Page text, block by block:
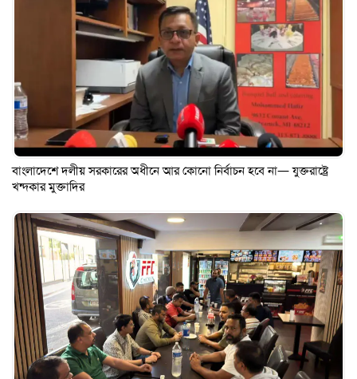
বাংলাদেশে দলীয় সরকারের অধীনে আর কোনো নির্বাচন হবে না— যুক্তরাষ্ট্রে
খন্দকার মুক্তাদির